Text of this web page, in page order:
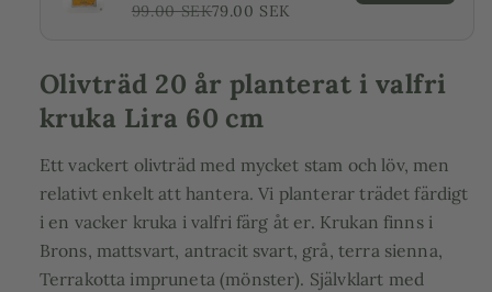
99.00 SEK79.00 SEK
Olivträd 20 år planterat i valfri
kruka Lira 60 cm
Ett vackert olivträd med mycket stam och löv, men
relativt enkelt att hantera. Vi planterar trädet färdigt
i en vacker kruka i valfri färg åt er. Krukan finns i
Brons, mattsvart, antracit svart, grå, terra sienna,
Terrakotta impruneta (mönster). Självklart med